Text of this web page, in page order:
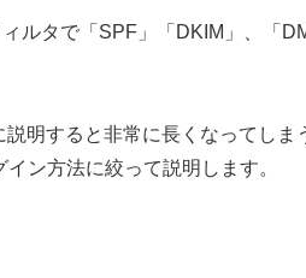
ルタで「SPF」「DKIM」、「
明すると非常に長くなってし
ン方法に絞って説明します。